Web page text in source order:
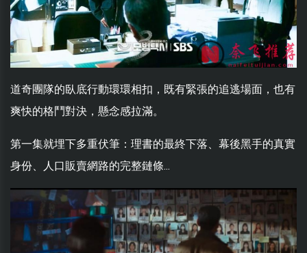
道奇團隊的臥底行動環環相扣，既有緊張的追逃場面，也有
爽快的格鬥對決，懸念感拉滿。
第一集就埋下多重伏筆：理書的最終下落、幕後黑手的真實
身份、人口販賣網路的完整鏈條...